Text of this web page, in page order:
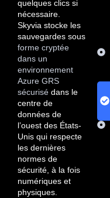
quelques clics si
nécessaire.
Skyvia stocke les
sauvegardes sous
forme cryptée
dans un
environnement
Azure GRS
sécurisé dans le
centre de
données de
l’ouest des États-
Unis qui respecte
les dernières
normes de
sécurité, à la fois
numériques et
physiques.